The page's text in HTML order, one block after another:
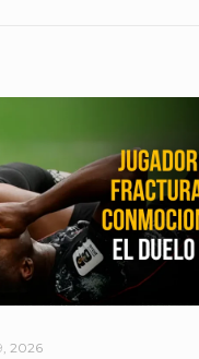
2026